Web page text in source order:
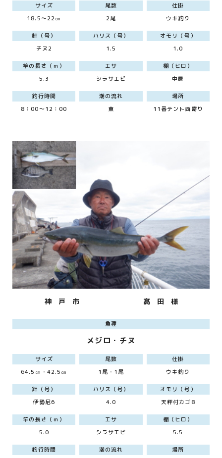
サイズ
18.5～22㎝
尾数
2尾
仕掛
ウキ釣り
針（号）
チヌ2
ハリス（号）
1.5
オモリ（号）
1.0
竿の長さ（ｍ）
5.3
エサ
シラサエビ
棚（ヒロ）
中層
釣行時間
8：00～12：00
潮の流れ
東
場所
11番テント西寄り
神 戸 市 髙 田 様
魚種
メジロ・チヌ
サイズ
64.5㎝・42.5㎝
尾数
1尾・1尾
仕掛
ウキ釣り
針（号）
伊勢尼6
ハリス（号）
4.0
オモリ（号）
天秤付カゴ8
竿の長さ（ｍ）
5.0
エサ
シラサエビ
棚（ヒロ）
5.5
釣行時間
潮の流れ
場所